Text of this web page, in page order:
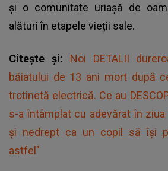
și o comunitate uriașă de
alături în etapele vieții sale.
Citește și: Noi DETALII
băiatului de 13 ani mort după
trotinetă electrică. Ce au
s-a întâmplat cu adevărat în ziua
și nedrept ca un copil să îşi
astfel"